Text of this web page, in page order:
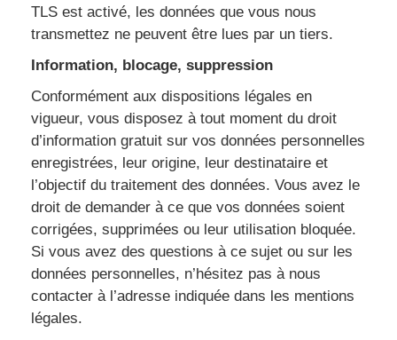
TLS est activé, les données que vous nous
transmettez ne peuvent être lues par un tiers.
Information, blocage, suppression
Conformément aux dispositions légales en
vigueur, vous disposez à tout moment du droit
d’information gratuit sur vos données personnelles
enregistrées, leur origine, leur destinataire et
l’objectif du traitement des données. Vous avez le
droit de demander à ce que vos données soient
corrigées, supprimées ou leur utilisation bloquée.
Si vous avez des questions à ce sujet ou sur les
données personnelles, n’hésitez pas à nous
contacter à l’adresse indiquée dans les mentions
légales.